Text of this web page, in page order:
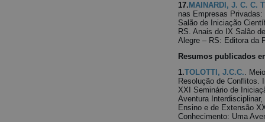
17. MAINARDI, J. C. C.
nas Empresas
Salão de Iniciação
RS. Anais do IX Salão
Alegre – RS: Editora da
Resumos publicados
1.TOLOTTI, J.C.C..
Resolução de Conflitos.
XXI Seminário de
Aventura
Ensino e de Extensão
Conhecimento: Uma